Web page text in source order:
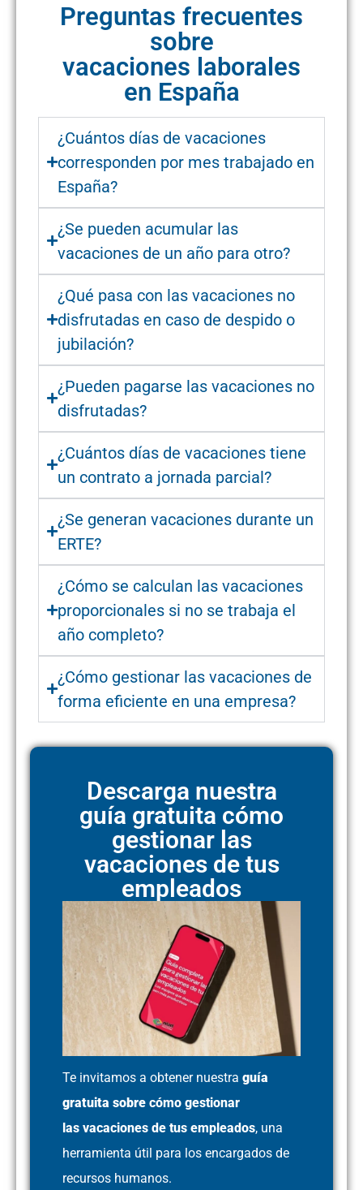
Preguntas frecuentes
sobre
vacaciones laborales
en España
¿Cuántos días de vacaciones
corresponden por mes trabajado en
España?
¿Se pueden acumular las
vacaciones de un año para otro?
¿Qué pasa con las vacaciones no
disfrutadas en caso de despido o
jubilación?
¿Pueden pagarse las vacaciones no
disfrutadas?
¿Cuántos días de vacaciones tiene
un contrato a jornada parcial?
¿Se generan vacaciones durante un
ERTE?
¿Cómo se calculan las vacaciones
proporcionales si no se trabaja el
año completo?
¿Cómo gestionar las vacaciones de
forma eficiente en una empresa?
Descarga nuestra
guía gratuita cómo
gestionar las
vacaciones de tus
empleados
Te invitamos a obtener nuestra guía
gratuita sobre cómo gestionar
las vacaciones de tus empleados, una
herramienta útil para los encargados de
recursos humanos.